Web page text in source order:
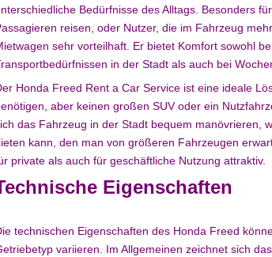
Bedürfnisse des Alltags. Besonders
reisen, oder Nutzer, die im Fahrzeug
sehr vorteilhaft. Er bietet Komfort sowohl
in der Stadt als auch bei
Honda Freed Rent a Car Service ist eine ideale
aber keinen großen SUV oder ein
das Fahrzeug in der Stadt bequem manövrieren,
kann, den man von größeren Fahrzeugen
private als auch für geschäftliche Nutzung attraktiv.
Eigenschaften
technischen Eigenschaften des Honda Freed
variieren. Im Allgemeinen zeichnet sich